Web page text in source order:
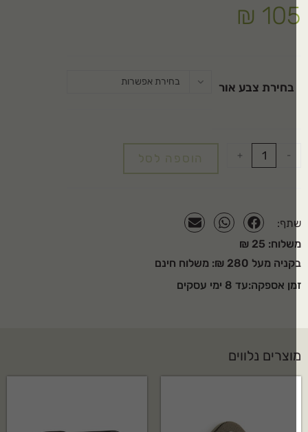
₪
בחירת צבע אור בחירת אפשרות
הוספה לסל
25 ₪
מעל 280 ₪: משלוח חינם
אספקה:עד 8 ימי עסקים
נלווים